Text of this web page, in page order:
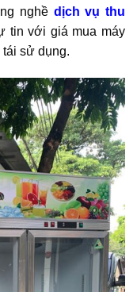
nghề dịch vụ thu
tin với giá mua máy
sử dụng.